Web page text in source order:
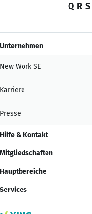
Q R S
Unternehmen
New Work SE
Karriere
Presse
Hilfe & Kontakt
Mitgliedschaften
Hauptbereiche
Services